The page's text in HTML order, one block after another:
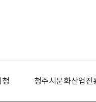
청 청주시문화산업진